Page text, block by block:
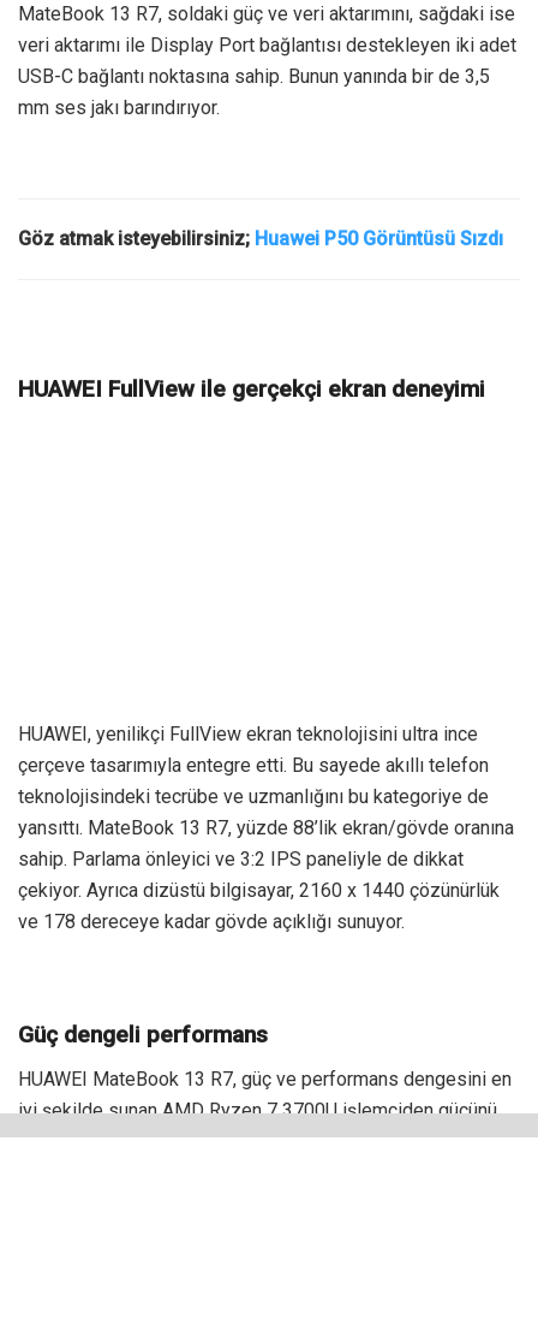
MateBook 13 R7, soldaki güç ve veri aktarımını, sağdaki ise
veri aktarımı ile Display Port bağlantısı destekleyen iki adet
USB-C bağlantı noktasına sahip. Bunun yanında bir de 3,5
mm ses jakı barındırıyor.
Göz atmak isteyebilirsiniz; Huawei P50 Görüntüsü Sızdı
HUAWEI FullView ile gerçekçi ekran deneyimi
HUAWEI, yenilikçi FullView ekran teknolojisini ultra ince
çerçeve tasarımıyla entegre etti. Bu sayede akıllı telefon
teknolojisindeki tecrübe ve uzmanlığını bu kategoriye de
yansıttı. MateBook 13 R7, yüzde 88’lik ekran/gövde oranına
sahip. Parlama önleyici ve 3:2 IPS paneliyle de dikkat
çekiyor. Ayrıca dizüstü bilgisayar, 2160 x 1440 çözünürlük
ve 178 dereceye kadar gövde açıklığı sunuyor.
Güç dengeli performans
HUAWEI MateBook 13 R7, güç ve performans dengesini en
iyi şekilde sunan AMD Ryzen 7 3700U işlemciden gücünü
alıyor. Ayrıca, HUAWEI Shark Fin Fan 2.0, gelişmiş soğutma